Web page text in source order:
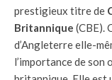
prestigieux titre de
Britannique (CBE).
d’Angleterre elle-
l’importance de